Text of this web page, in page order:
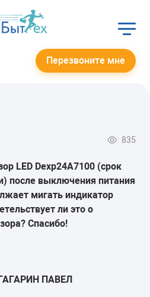
Перезвоните мне
835
LED Dexp24A7100 (срок
после выключения питания
мигать индикатор
ли это о
Спасибо!
ПАВЕЛ